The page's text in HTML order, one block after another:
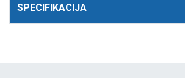
SPECIFIKACIJA